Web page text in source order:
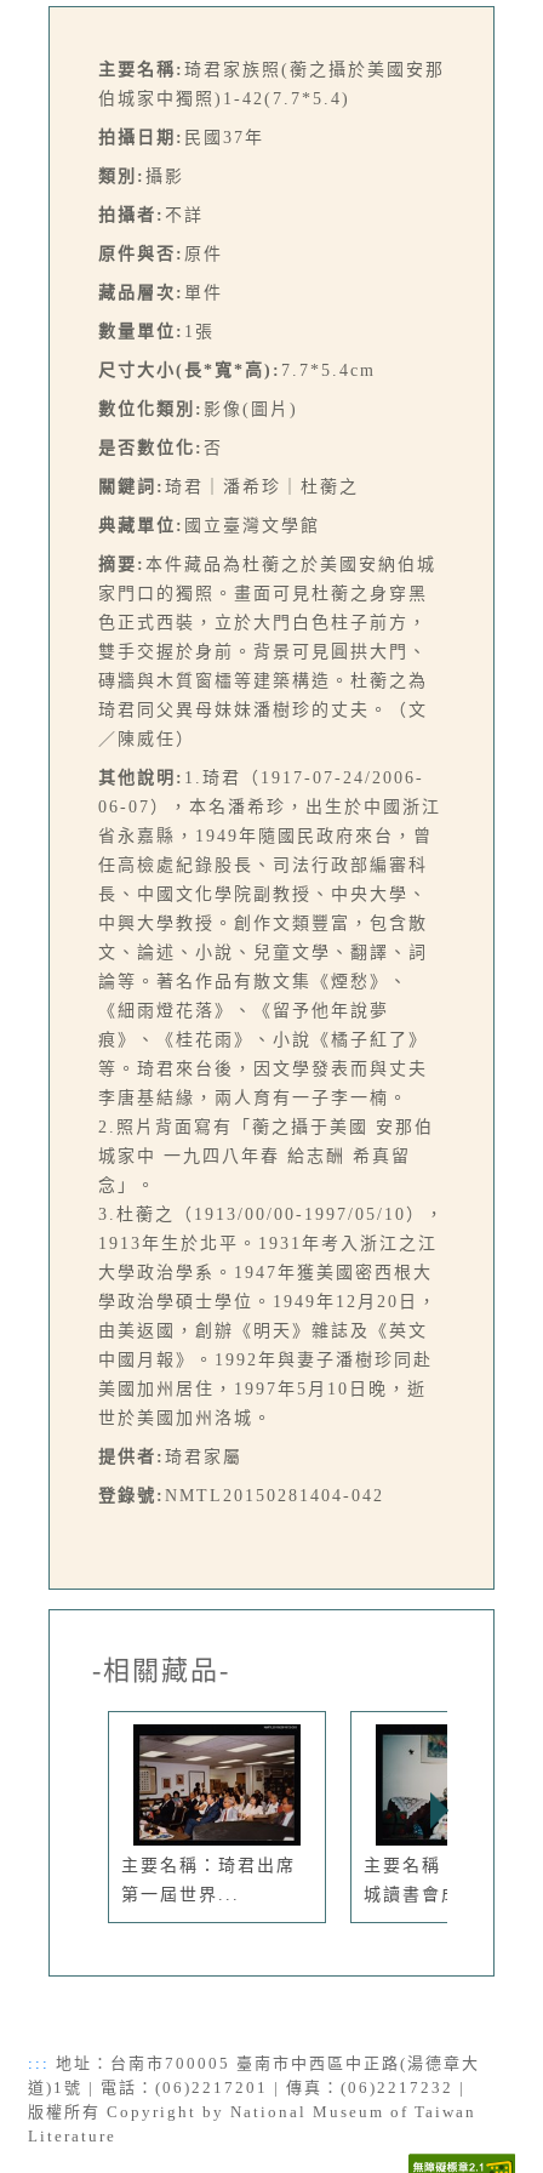
主要名稱: 琦君家族照(蘅之攝於美國安那
伯城家中獨照)1-42(7.7*5.4)
拍攝日期: 民國37年
類別: 攝影
拍攝者: 不詳
原件與否: 原件
藏品層次: 單件
數量單位: 1張
尺寸大小(長*寬*高): 7.7*5.4cm
數位化類別: 影像(圖片)
是否數位化: 否
關鍵詞: 琦君｜潘希珍｜杜蘅之
典藏單位: 國立臺灣文學館
摘要: 本件藏品為杜蘅之於美國安納伯城
家門口的獨照。畫面可見杜蘅之身穿黑
色正式西裝，立於大門白色柱子前方，
雙手交握於身前。背景可見圓拱大門、
磚牆與木質窗櫺等建築構造。杜蘅之為
琦君同父異母妹妹潘樹珍的丈夫。（文
／陳威任）
其他說明: 1.琦君（1917-07-24/2006-
06-07），本名潘希珍，出生於中國浙江
省永嘉縣，1949年隨國民政府來台，曾
任高檢處紀錄股長、司法行政部編審科
長、中國文化學院副教授、中央大學、
中興大學教授。創作文類豐富，包含散
文、論述、小說、兒童文學、翻譯、詞
論等。著名作品有散文集《煙愁》、
《細雨燈花落》、《留予他年說夢
痕》、《桂花雨》、小說《橘子紅了》
等。琦君來台後，因文學發表而與丈夫
李唐基結緣，兩人育有一子李一楠。
2.照片背面寫有「蘅之攝于美國 安那伯
城家中 一九四八年春 給志酬 希真留
念」。
3.杜蘅之（1913/00/00-1997/05/10），
1913年生於北平。1931年考入浙江之江
大學政治學系。1947年獲美國密西根大
學政治學碩士學位。1949年12月20日，
由美返國，創辦《明天》雜誌及《英文
中國月報》。1992年與妻子潘樹珍同赴
美國加州居住，1997年5月10日晚，逝
世於美國加州洛城。
提供者: 琦君家屬
登錄號: NMTL20150281404-042
-相關藏品-
主要名稱：琦君出席
第一屆世界...
主要名稱：琦君與蓋
城讀書會成...
::: 地址：台南市700005 臺南市中西區中正路(湯德章大
道)1號 | 電話：(06)2217201 | 傳真：(06)2217232 |
版權所有 Copyright by National Museum of Taiwan
Literature